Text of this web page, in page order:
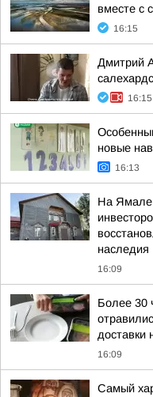
вместе с
16:15
Дмитрий
16:15
новые
16:13
На Ямале
наследия
16:09
Более 30
16:09
Самый